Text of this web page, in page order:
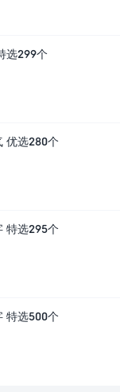
选299个
优选280个
特选295个
特选500个